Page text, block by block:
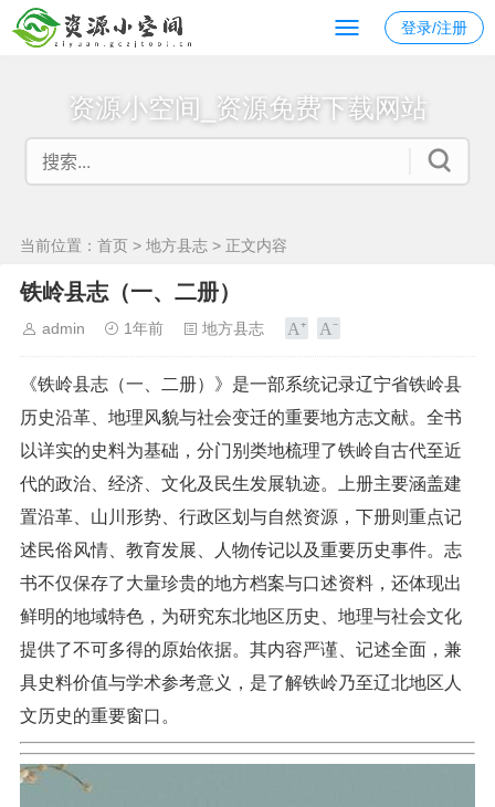
登录/注册
资源小空间_资源免费下载网站
当前位置： 首页 > 地方县志 > 正文内容
铁岭县志（一、二册）
admin 1年前 地方县志
《铁岭县志（一、二册）》是一部系统记录辽宁省铁岭县
历史沿革、地理风貌与社会变迁的重要地方志文献。全书
以详实的史料为基础，分门别类地梳理了铁岭自古代至近
代的政治、经济、文化及民生发展轨迹。上册主要涵盖建
置沿革、山川形势、行政区划与自然资源，下册则重点记
述民俗风情、教育发展、人物传记以及重要历史事件。志
书不仅保存了大量珍贵的地方档案与口述资料，还体现出
鲜明的地域特色，为研究东北地区历史、地理与社会文化
提供了不可多得的原始依据。其内容严谨、记述全面，兼
具史料价值与学术参考意义，是了解铁岭乃至辽北地区人
文历史的重要窗口。